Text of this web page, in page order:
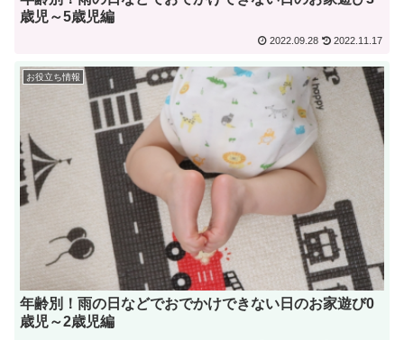
歳児～5歳児編
2022.09.28 2022.11.17
お役立ち情報
年齢別！雨の日などでおでかけできない日のお家遊び0
歳児～2歳児編